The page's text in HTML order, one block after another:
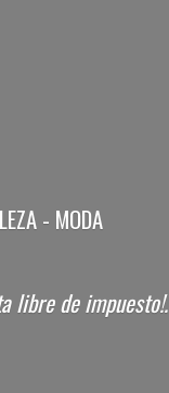
- MODA
librede impuesto!.